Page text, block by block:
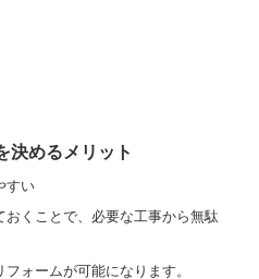
決めるメリット
すい
おくことで、必要な工事から無駄
ォームが可能になります。